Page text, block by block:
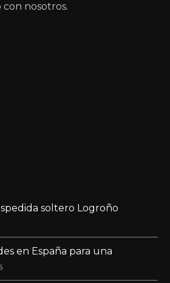
nosotros.
soltero Logroño
en España para una